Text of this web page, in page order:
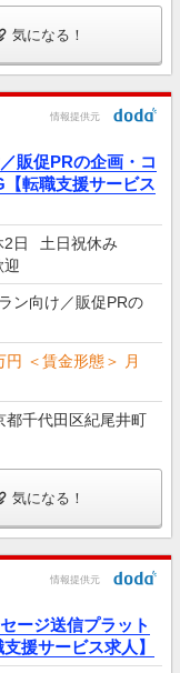
気になる！
情報提供元
販促PRの企画・コ
転職支援サービス
2日
土日祝休み
迎
ン向け／販促PRの
＜賃金形態＞ 月
都千代田区紀尾井町
気になる！
情報提供元
ージ送信プラット
援サービス求人】